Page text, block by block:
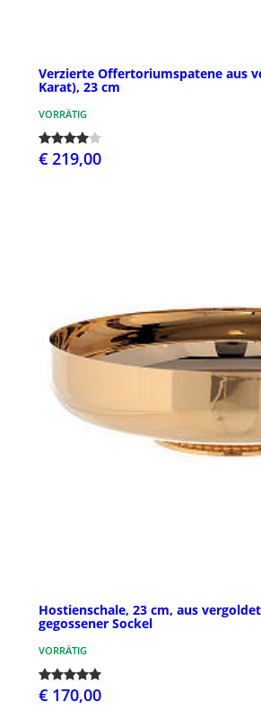
Verzierte Offertoriumspatene aus
Karat), 23 cm
VORRÄTIG
€ 219,00
Hostienschale, 23 cm, aus
gegossener Sockel
VORRÄTIG
€ 170,00